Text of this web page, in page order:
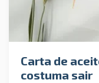
Carta de
costuma sair